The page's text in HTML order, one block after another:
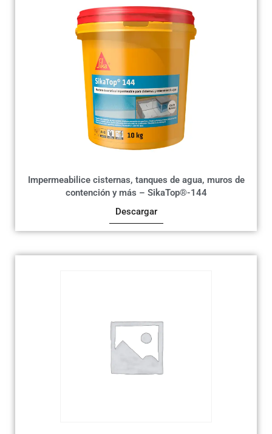
Impermeabilice cisternas, tanques de agua, muros de
contención y más – SikaTop®-144
Descargar